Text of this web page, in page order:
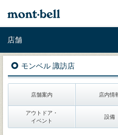
店舗
モンベル 諏訪店
店舗案内 店内情
アウトドア・
イベント
設備